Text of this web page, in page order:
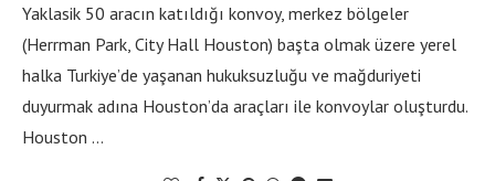
Yaklasik 50 aracın katıldığı konvoy, merkez bölgeler
(Herrman Park, City Hall Houston) başta olmak üzere yerel
halka Turkiye’de yaşanan hukuksuzluğu ve mağduriyeti
duyurmak adına Houston’da araçları ile konvoylar oluşturdu.
Houston …